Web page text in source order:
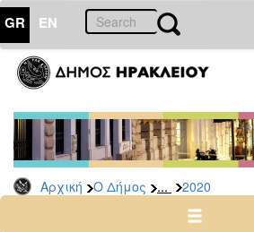
GR EN
Αρχική Ο Δήμος ... 2020
ΔΗΜΟΣ
Δελτία
Τύπου
Αρχείο
2026